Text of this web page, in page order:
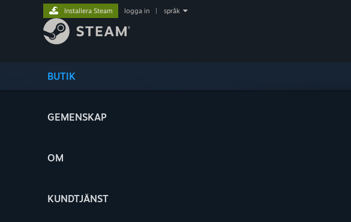
BUTIK
GEMENSKAP
OM
KUNDTJÄNST
Installera Steam logga in språk